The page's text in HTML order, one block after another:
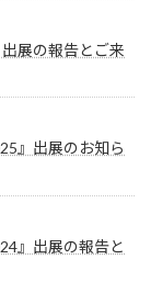
出展の報告とご来
』出展のお知ら
』出展の報告と